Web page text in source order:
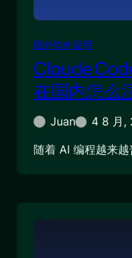
国外软件应用
Claude
在国内怎么
Juan
4 8 月,
随着 AI 编程越来